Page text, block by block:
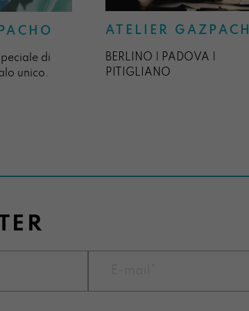
di
unico.
ATELIER
BERLINO | PADOVA |
PITIGLIANO